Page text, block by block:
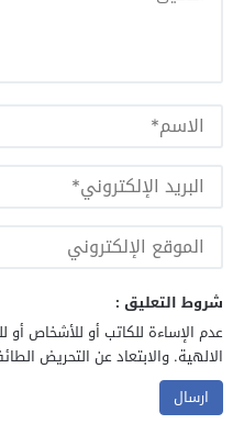
شروط التعليق :
عدم الإساءة للكاتب أو للأشخاص أو
الالهية. والابتعاد عن التحريض